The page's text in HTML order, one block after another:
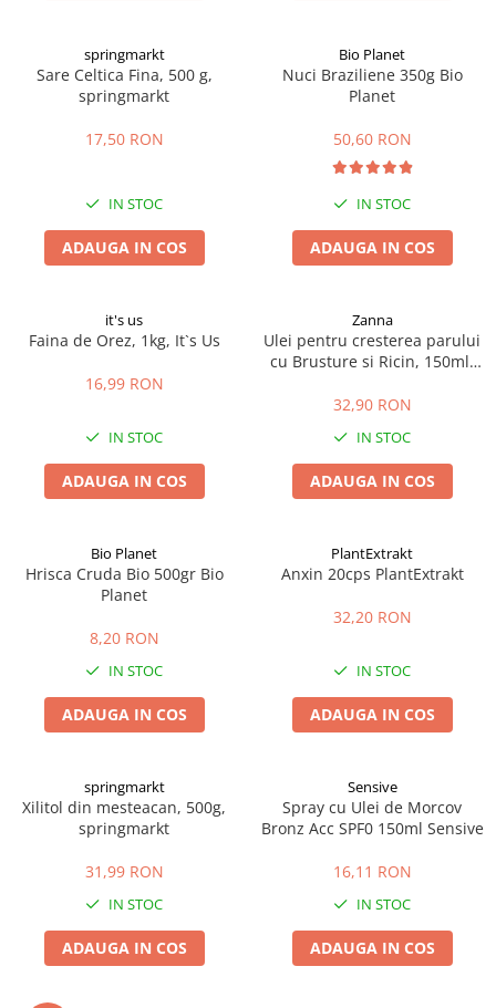
Memorie
Somn usor
Proteine
Batoane proteice
Pentru antrenament
Sarcina si alaptare
Produse instant
Atelierul de cafea si ceaiuri
Ceaiuri Maté
Ulei de Cocos
Alte produse din Cocos
springmarkt
Sare Celtica Fina, 500 g,
springmarkt
17,50 RON
IN STOC
ADAUGA IN COS
Bio Planet
Nuci Braziliene 350g Bio
Planet
50,60 RON
IN STOC
ADAUGA IN COS
it's us
Faina de Orez, 1kg, It`s Us
16,99 RON
IN STOC
ADAUGA IN COS
Zanna
Ulei pentru cresterea parului
cu Brusture si Ricin, 150ml,
32,90 RON
IN STOC
ADAUGA IN COS
Bio Planet
Hrisca Cruda Bio 500gr Bio
Planet
8,20 RON
IN STOC
ADAUGA IN COS
PlantExtrakt
Anxin 20cps PlantExtrakt
32,20 RON
IN STOC
ADAUGA IN COS
springmarkt
Xilitol din mesteacan, 500g,
springmarkt
31,99 RON
IN STOC
ADAUGA IN COS
Sensive
Spray cu Ulei de Morcov
Bronz Acc SPF0 150ml Sensive
16,11 RON
IN STOC
ADAUGA IN COS